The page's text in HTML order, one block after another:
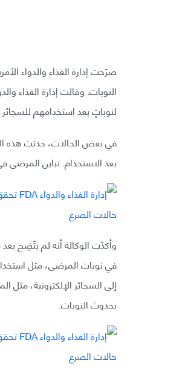
لنوباتٍ بعد استخدامهم
في بعض الحالات، حدثت هذه
بعد الاستخدام. تباين
وأكدّت الوكالة أنه لم يتّضِح
في نوبات المرضى، مثل
إلى السجائر الإلكترونية،
بحدوث النوبات.